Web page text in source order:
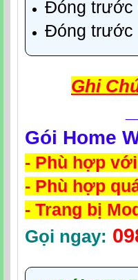
Đóng trước
Đóng trước
Ghi
Gói Home
- Phù hợp
- Phù hợp
- Trang bị
Gọi ngay: